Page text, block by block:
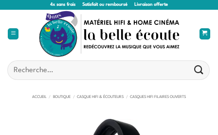
4x sans frais Satisfait ou remboursé Livraison offerte
Recherche
pour :
ACCUEIL / BOUTIQUE / CASQUE HIFI & ÉCOUTEURS / CASQUES HIFI FILAIRES OUVERTS